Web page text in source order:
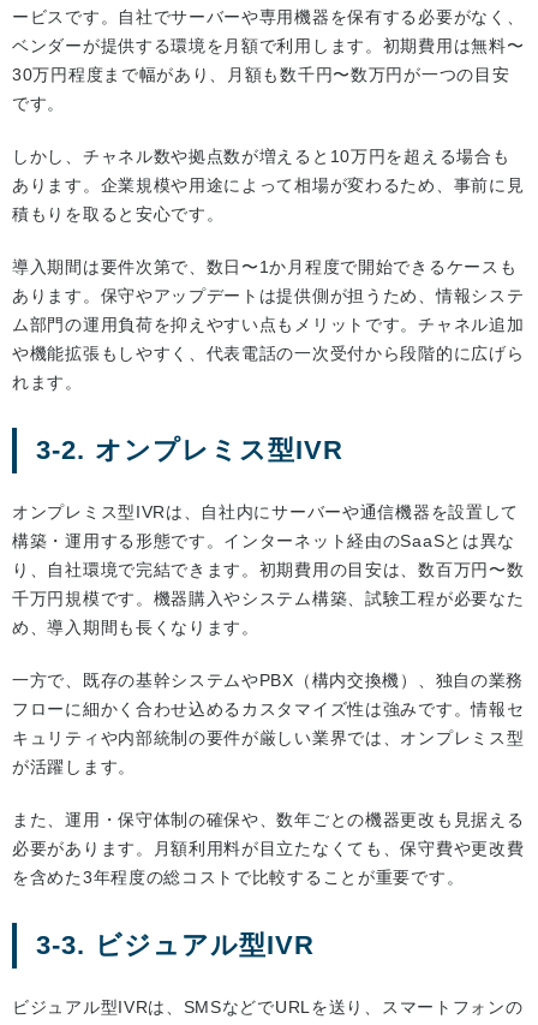
ービスです。自社でサーバーや専用機器を保有する必要がなく、
ベンダーが提供する環境を月額で利用します。初期費用は無料〜
30万円程度まで幅があり、月額も数千円〜数万円が一つの目安
です。
しかし、チャネル数や拠点数が増えると10万円を超える場合も
あります。企業規模や用途によって相場が変わるため、事前に見
積もりを取ると安心です。
導入期間は要件次第で、数日〜1か月程度で開始できるケースも
あります。保守やアップデートは提供側が担うため、情報システ
ム部門の運用負荷を抑えやすい点もメリットです。チャネル追加
や機能拡張もしやすく、代表電話の一次受付から段階的に広げら
れます。
3-2. オンプレミス型IVR
オンプレミス型IVRは、自社内にサーバーや通信機器を設置して
構築・運用する形態です。インターネット経由のSaaSとは異な
り、自社環境で完結できます。初期費用の目安は、数百万円〜数
千万円規模です。機器購入やシステム構築、試験工程が必要なた
め、導入期間も長くなります。
一方で、既存の基幹システムやPBX（構内交換機）、独自の業務
フローに細かく合わせ込めるカスタマイズ性は強みです。情報セ
キュリティや内部統制の要件が厳しい業界では、オンプレミス型
が活躍します。
また、運用・保守体制の確保や、数年ごとの機器更改も見据える
必要があります。月額利用料が目立たなくても、保守費や更改費
を含めた3年程度の総コストで比較することが重要です。
3-3. ビジュアル型IVR
ビジュアル型IVRは、SMSなどでURLを送り、スマートフォンの